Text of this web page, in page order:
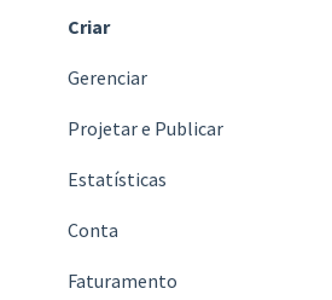
Criar
Gerenciar
Projetar e Publicar
Estatísticas
Conta
Faturamento